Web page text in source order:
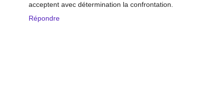
acceptent avec détermination la confrontation.
Répondre